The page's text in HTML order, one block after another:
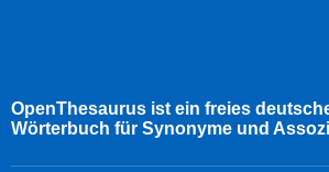
OpenThesaurus ist ein freies
Wörterbuch für Synonyme und